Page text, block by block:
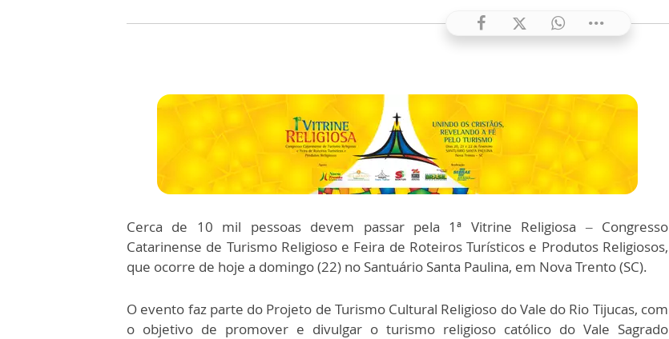
Cerca de 10 mil pessoas devem passar pela 1ª Vitrine Religiosa – Congresso
Catarinense de Turismo Religioso e Feira de Roteiros Turísticos e Produtos Religiosos,
que ocorre de hoje a domingo (22) no Santuário Santa Paulina, em Nova Trento (SC).
O evento faz parte do Projeto de Turismo Cultural Religioso do Vale do Rio Tijucas, com
o objetivo de promover e divulgar o turismo religioso católico do Vale Sagrado